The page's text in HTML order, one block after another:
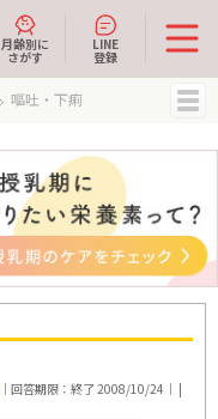
月齢別に
さがす
LINE
登録
嘔吐・下痢
｜回答期限：終了 2008/10/24｜ |